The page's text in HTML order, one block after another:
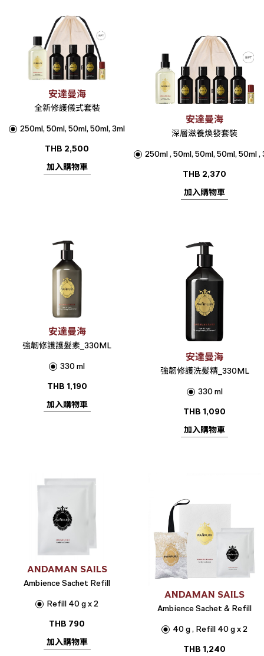
安達曼海
全新修護儀式套裝
250ml, 50ml, 50ml, 50ml, 3ml
THB 2,500
加入購物車
安達曼海
深層滋養煥發套裝
250ml , 50ml, 50ml, 50ml, 50ml ,
THB 2,370
加入購物車
安達曼海
強韌修護護髮素_330ML
330 ml
THB 1,190
加入購物車
安達曼海
強韌修護洗髮精_330ML
330 ml
THB 1,090
加入購物車
ANDAMAN SAILS
Ambience Sachet Refill
Refill 40 g x 2
THB 790
加入購物車
ANDAMAN SAILS
Ambience Sachet & Refill
40 g , Refill 40 g x 2
THB 1,240